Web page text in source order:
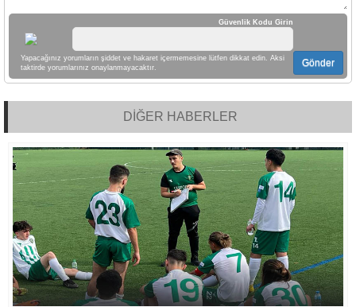
Güvenlik Kodu Girin
Yapacağınız yorumların şiddet ve hakaret içermemesine lütfen dikkat edin. Aksi
taktirde yorumlarınız onaylanmayacaktır.
Gönder
DİĞER HABERLER